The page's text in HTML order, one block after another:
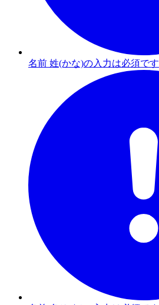
名前 姓(かな)の入力は必須です